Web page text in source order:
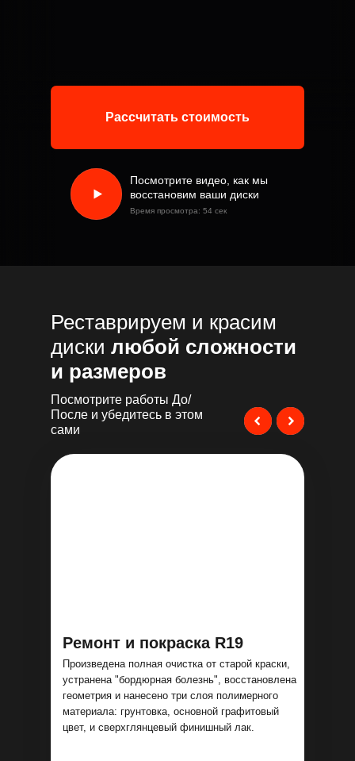
Рассчитать стоимость
Посмотрите видео, как мы
восстановим ваши диски
Время просмотра: 54 сек
Реставрируем и красим
диски любой сложности
и размеров
Посмотрите работы До/
После и убедитесь в этом
сами
Ремонт и покраска R19
Произведена полная очистка от старой краски,
устранена "бордюрная болезнь", восстановлена
геометрия и нанесено три слоя полимерного
материала: грунтовка, основной графитовый
цвет, и сверхглянцевый финишный лак.